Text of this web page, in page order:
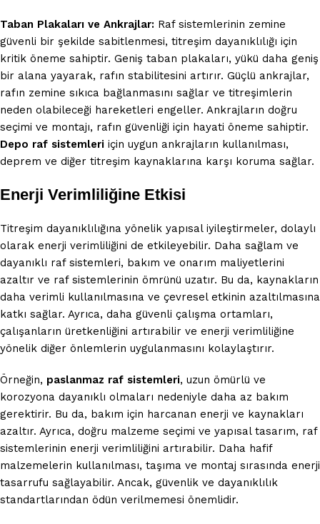
Taban Plakaları ve Ankrajlar: Raf sistemlerinin zemine
güvenli bir şekilde sabitlenmesi, titreşim dayanıklılığı için
kritik öneme sahiptir. Geniş taban plakaları, yükü daha geniş
bir alana yayarak, rafın stabilitesini artırır. Güçlü ankrajlar,
rafın zemine sıkıca bağlanmasını sağlar ve titreşimlerin
neden olabileceği hareketleri engeller. Ankrajların doğru
seçimi ve montajı, rafın güvenliği için hayati öneme sahiptir.
Depo raf sistemleri için uygun ankrajların kullanılması,
deprem ve diğer titreşim kaynaklarına karşı koruma sağlar.
Enerji Verimliliğine Etkisi
Titreşim dayanıklılığına yönelik yapısal iyileştirmeler, dolaylı
olarak enerji verimliliğini de etkileyebilir. Daha sağlam ve
dayanıklı raf sistemleri, bakım ve onarım maliyetlerini
azaltır ve raf sistemlerinin ömrünü uzatır. Bu da, kaynakların
daha verimli kullanılmasına ve çevresel etkinin azaltılmasına
katkı sağlar. Ayrıca, daha güvenli çalışma ortamları,
çalışanların üretkenliğini artırabilir ve enerji verimliliğine
yönelik diğer önlemlerin uygulanmasını kolaylaştırır.
Örneğin, paslanmaz raf sistemleri, uzun ömürlü ve
korozyona dayanıklı olmaları nedeniyle daha az bakım
gerektirir. Bu da, bakım için harcanan enerji ve kaynakları
azaltır. Ayrıca, doğru malzeme seçimi ve yapısal tasarım, raf
sistemlerinin enerji verimliliğini artırabilir. Daha hafif
malzemelerin kullanılması, taşıma ve montaj sırasında enerji
tasarrufu sağlayabilir. Ancak, güvenlik ve dayanıklılık
standartlarından ödün verilmemesi önemlidir.